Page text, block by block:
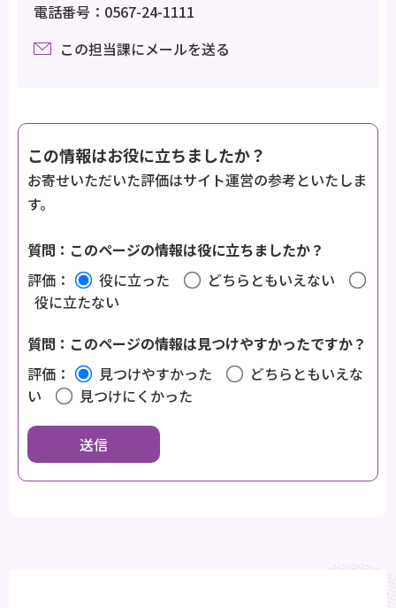
電話番号：0567-24-1111
この担当課にメールを送る
この情報はお役に立ちましたか？
お寄せいただいた評価はサイト運営の参考といたしま
す。
質問：このページの情報は役に立ちましたか？
評価：
役に立った
どちらともいえない
役に立たない
質問：このページの情報は見つけやすかったですか？
評価：
見つけやすかった
どちらともいえな
い
見つけにくかった